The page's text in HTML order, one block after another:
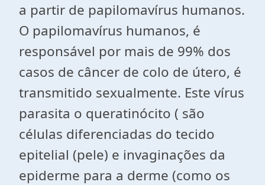
a partir de papilomavírus humanos.
O papilomavírus humanos, é
responsável por mais de 99% dos
casos de câncer de colo de útero, é
transmitido sexualmente. Este vírus
parasita o queratinócito ( são
células diferenciadas do tecido
epitelial (pele) e invaginações da
epiderme para a derme (como os